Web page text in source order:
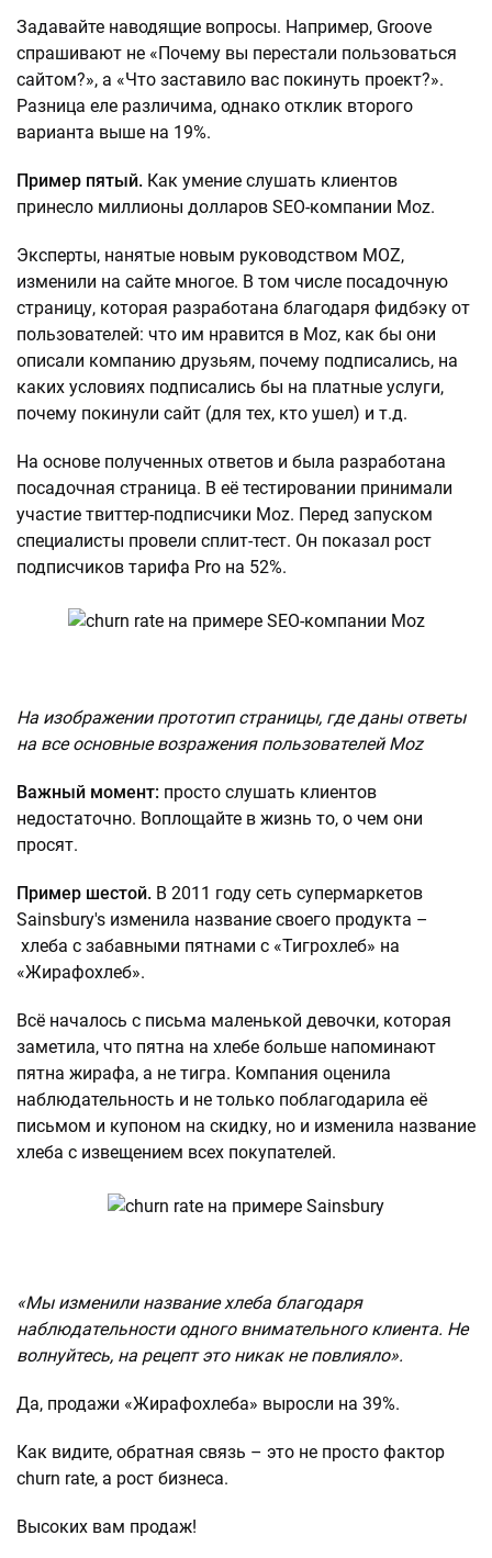
Задавайте наводящие вопросы. Например, Groove
спрашивают не «Почему вы перестали пользоваться
сайтом?», а «Что заставило вас покинуть проект?».
Разница еле различима, однако отклик второго
варианта выше на 19%.
Пример пятый. Как умение слушать клиентов
принесло миллионы долларов SEO-компании Moz.
Эксперты, нанятые новым руководством MOZ,
изменили на сайте многое. В том числе посадочную
страницу, которая разработана благодаря фидбэку от
пользователей: что им нравится в Moz, как бы они
описали компанию друзьям, почему подписались, на
каких условиях подписались бы на платные услуги,
почему покинули сайт (для тех, кто ушел) и т.д.
На основе полученных ответов и была разработана
посадочная страница. В её тестировании принимали
участие твиттер-подписчики Moz. Перед запуском
специалисты провели сплит-тест. Он показал рост
подписчиков тарифа Pro на 52%.
На изображении прототип страницы, где даны ответы
на все основные возражения пользователей Moz
Важный момент: просто слушать клиентов
недостаточно. Воплощайте в жизнь то, о чем они
просят.
Пример шестой. В 2011 году сеть супермаркетов
Sainsbury's изменила название своего продукта –
хлеба с забавными пятнами с «Тигрохлеб» на
«Жирафохлеб».
Всё началось с письма маленькой девочки, которая
заметила, что пятна на хлебе больше напоминают
пятна жирафа, а не тигра. Компания оценила
наблюдательность и не только поблагодарила её
письмом и купоном на скидку, но и изменила название
хлеба с извещением всех покупателей.
«Мы изменили название хлеба благодаря
наблюдательности одного внимательного клиента. Не
волнуйтесь, на рецепт это никак не повлияло».
Да, продажи «Жирафохлеба» выросли на 39%.
Как видите, обратная связь – это не просто фактор
churn rate, а рост бизнеса.
Высоких вам продаж!